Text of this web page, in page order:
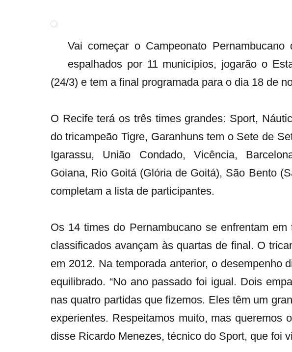
Vai começar o Campeonato
espalhados por 11 municípios, jogarão o
(24/3) e tem a final programada para o dia 18 de
O Recife terá os três times grandes: Sport,
do tricampeão Tigre, Garanhuns tem o Sete de
Igarassu, União Condado, Vicência,
Goiana, Rio Goitá (Glória de Goitá), São Bento
completam a lista de participantes.
Os 14 times do Pernambucano se enfrentam
classificados avançam às quartas de final. O
em 2012. Na temporada anterior, o desempenho
equilibrado. “No ano passado foi igual. Dois
nas quatro partidas que fizemos. Eles têm um
experientes. Respeitamos muito, mas queremos
disse Ricardo Menezes, técnico do Sport, que foi